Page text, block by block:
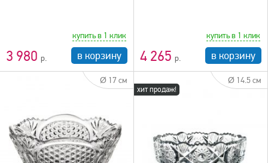
3 980
купить в 1 клик
в корзину 4 265
купить в 1 клик
в корзину
Ø 17 см
хит продаж!
Ø 14.5 см